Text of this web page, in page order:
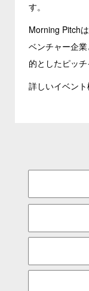
す。
Morning Pitch
ベンチャー企
的としたピッチ
詳しいイベン